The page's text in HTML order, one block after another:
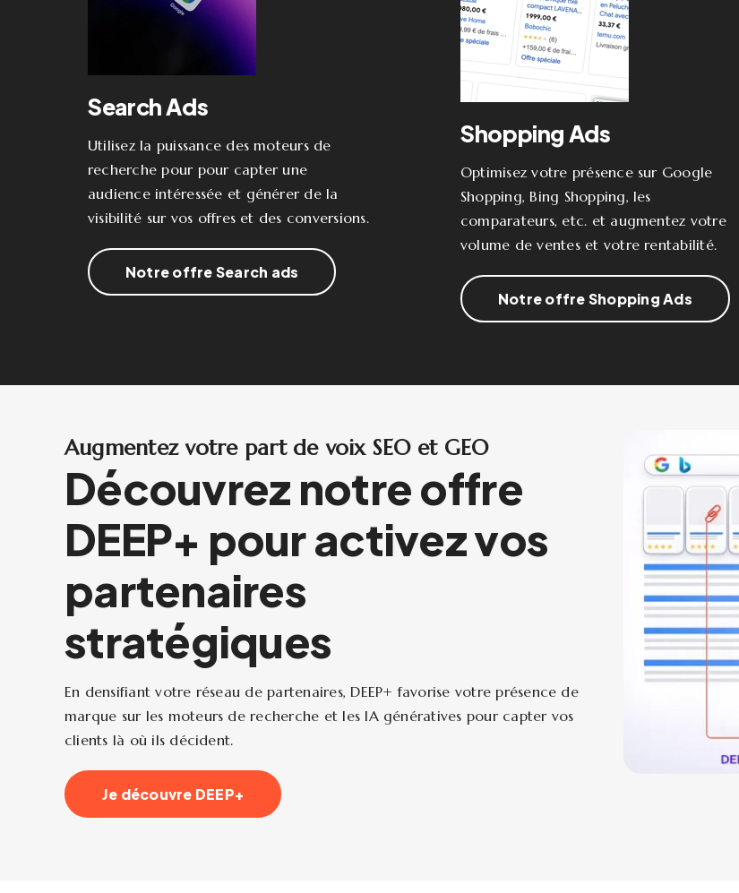
Search Ads
Utilisez la puissance des moteurs de
recherche pour pour capter une
audience intéressée et générer de la
visibilité sur vos offres et des conversions.
Notre offre Search ads
Shopping Ads
Optimisez votre présence sur Google
Shopping, Bing Shopping, les
comparateurs, etc. et augmentez votre
volume de ventes et votre rentabilité.
Notre offre Shopping Ads
Augmentez votre part de voix SEO et GEO
Découvrez notre offre
DEEP+ pour activez vos
partenaires
stratégiques
En densifiant votre réseau de partenaires, DEEP+ favorise votre présence de
marque sur les moteurs de recherche et les IA génératives pour capter vos
clients là où ils décident.
Je découvre DEEP+